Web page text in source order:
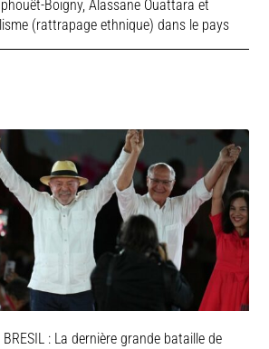
Boigny, Alassane Ouattara et
(rattrapage ethnique) dans le pays
BRESIL : La dernière grande bataille de